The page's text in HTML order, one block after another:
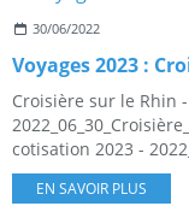
30/06/2022
Voyages 2023 :
Croisière sur le Rhin -
cotisation 2023 -
EN SAVOIR PLUS